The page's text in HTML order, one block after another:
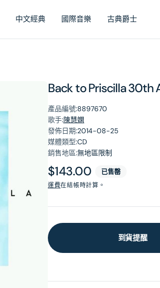
中文經典 國際音樂 古典爵士
Back to Priscilla 30th
產品編號:8897670
歌手:陳慧嫻
發佈日期:2014-08-25
媒體類型:CD
銷售地區:無地區限制
原
價
$143.00 已售罄
運費在結帳時計算。
到貨提醒